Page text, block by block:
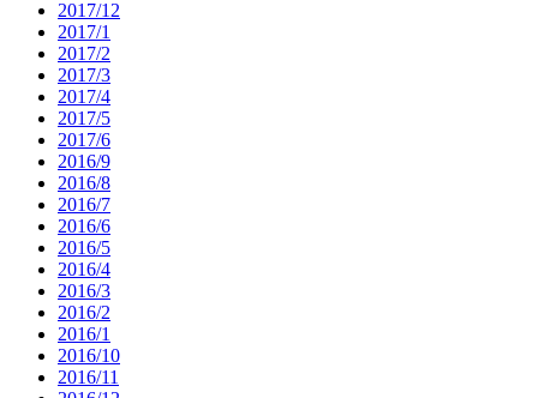
2017/12
2017/1
2017/2
2017/3
2017/4
2017/5
2017/6
2016/9
2016/8
2016/7
2016/6
2016/5
2016/4
2016/3
2016/2
2016/1
2016/10
2016/11